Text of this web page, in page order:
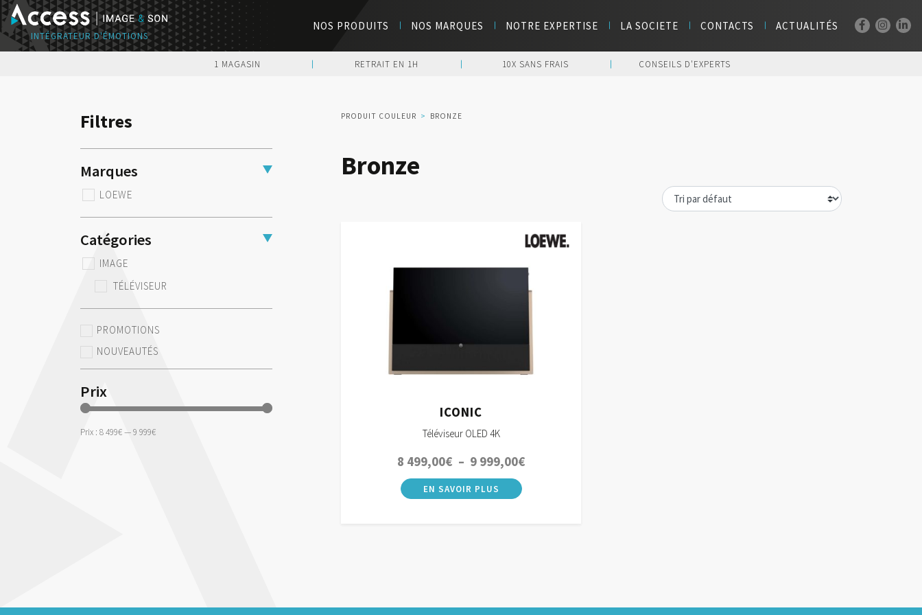
NOS PRODUITS NOS MARQUES NOTRE EXPERTISE LA SOCIETE CONTACTS ACTUALITÉS
1 MAGASIN RETRAIT EN 1H 10X SANS FRAIS CONSEILS D'EXPERTS
Filtres
Marques
LOEWE
Catégories
IMAGE
TÉLÉVISEUR
PROMOTIONS
NOUVEAUTÉS
Prix
Prix : 8 499€—9 999€
PRODUIT COULEUR > BRONZE
Bronze
ICONIC
Téléviseur OLED 4K
8 499,00€ – 9 999,00€Plage